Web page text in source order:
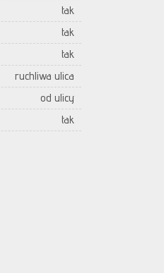
tak
tak
tak
ruchliwa ulica
od ulicy
tak